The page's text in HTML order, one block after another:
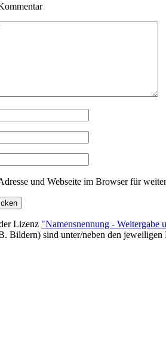
und Webseite im Browser für
Lizenz "Namensnennung -
Bildern) sind unter/neben den jeweiligen